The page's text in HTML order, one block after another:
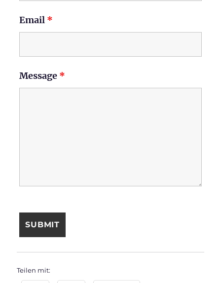
Email *
Message *
Teilen mit: